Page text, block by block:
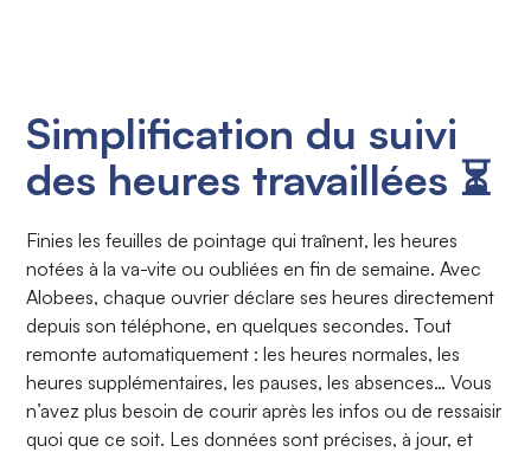
Simplification du suivi
des heures travaillées ⏳
Finies les feuilles de pointage qui traînent, les heures
notées à la va-vite ou oubliées en fin de semaine. Avec
Alobees, chaque ouvrier déclare ses heures directement
depuis son téléphone, en quelques secondes. Tout
remonte automatiquement : les heures normales, les
heures supplémentaires, les pauses, les absences… Vous
n’avez plus besoin de courir après les infos ou de ressaisir
quoi que ce soit. Les données sont précises, à jour, et